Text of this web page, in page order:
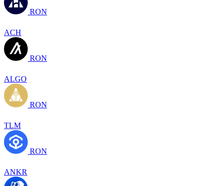
RON
ACH
RON
ALGO
RON
TLM
RON
ANKR